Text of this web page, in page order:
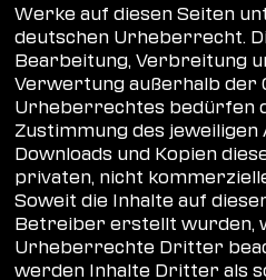
Werke auf diesen Seiten
deutschen Urheberrecht.
Bearbeitung, Verbreitung
Verwertung außerhalb der
Urheberrechtes bedürfen
Zustimmung des jeweiligen
Downloads und Kopien
privaten, nicht
Soweit die Inhalte auf
Betreiber erstellt wurden,
Urheberrechte Dritter
werden Inhalte Dritter als